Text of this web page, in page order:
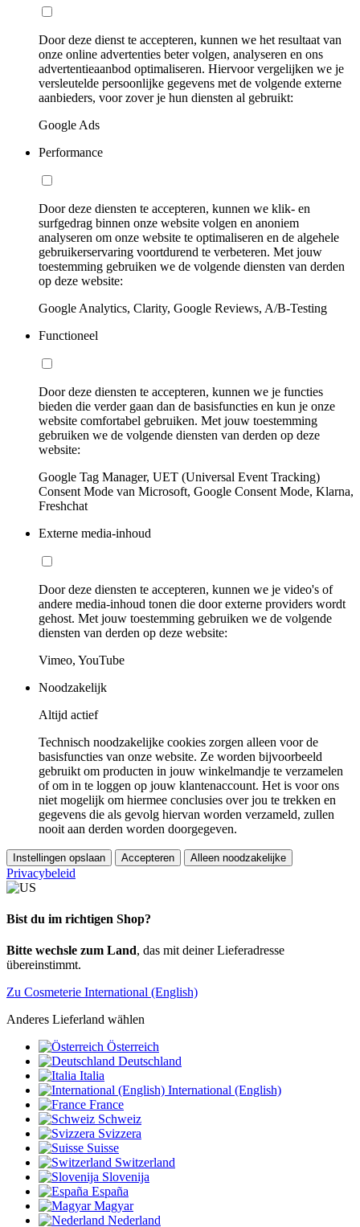
Door deze dienst te accepteren, kunnen we het resultaat van
onze online advertenties beter volgen, analyseren en ons
advertentieaanbod optimaliseren. Hiervoor vergelijken we je
versleutelde persoonlijke gegevens met de volgende externe
aanbieders, voor zover je hun diensten al gebruikt:
Google Ads
Performance
Door deze diensten te accepteren, kunnen we klik- en
surfgedrag binnen onze website volgen en anoniem
analyseren om onze website te optimaliseren en de algehele
gebruikerservaring voortdurend te verbeteren. Met jouw
toestemming gebruiken we de volgende diensten van derden
op deze website:
Google Analytics, Clarity, Google Reviews, A/B-Testing
Functioneel
Door deze diensten te accepteren, kunnen we je functies
bieden die verder gaan dan de basisfuncties en kun je onze
website comfortabel gebruiken. Met jouw toestemming
gebruiken we de volgende diensten van derden op deze
website:
Google Tag Manager, UET (Universal Event Tracking)
Consent Mode van Microsoft, Google Consent Mode, Klarna,
Freshchat
Externe media-inhoud
Door deze diensten te accepteren, kunnen we je video's of
andere media-inhoud tonen die door externe providers wordt
gehost. Met jouw toestemming gebruiken we de volgende
diensten van derden op deze website:
Vimeo, YouTube
Noodzakelijk
Altijd actief
Technisch noodzakelijke cookies zorgen alleen voor de
basisfuncties van onze website. Ze worden bijvoorbeeld
gebruikt om producten in jouw winkelmandje te verzamelen
of om in te loggen op jouw klantenaccount. Het is voor ons
niet mogelijk om hiermee conclusies over jou te trekken en
gegevens die als gevolg hiervan worden verzameld, zullen
nooit aan derden worden doorgegeven.
Instellingen opslaan Accepteren Alleen noodzakelijke
Privacybeleid
Bist du im richtigen Shop?
Bitte wechsle zum Land, das mit deiner Lieferadresse
übereinstimmt.
Zu Cosmeterie International (English)
Anderes Lieferland wählen
Österreich
Deutschland
Italia
International (English)
France
Schweiz
Svizzera
Suisse
Switzerland
Slovenija
España
Magyar
Nederland